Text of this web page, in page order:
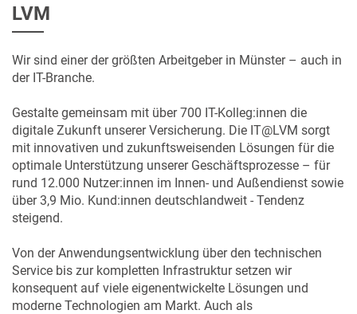
LVM
Wir sind einer der größten Arbeitgeber in Münster – auch in
der IT-Branche.
Gestalte gemeinsam mit über 700 IT-Kolleg:innen die
digitale Zukunft unserer Versicherung. Die IT@LVM sorgt
mit innovativen und zukunftsweisenden Lösungen für die
optimale Unterstützung unserer Geschäftsprozesse – für
rund 12.000 Nutzer:innen im Innen- und Außendienst sowie
über 3,9 Mio. Kund:innen deutschlandweit - Tendenz
steigend.
Von der Anwendungsentwicklung über den technischen
Service bis zur kompletten Infrastruktur setzen wir
konsequent auf viele eigenentwickelte Lösungen und
moderne Technologien am Markt. Auch als